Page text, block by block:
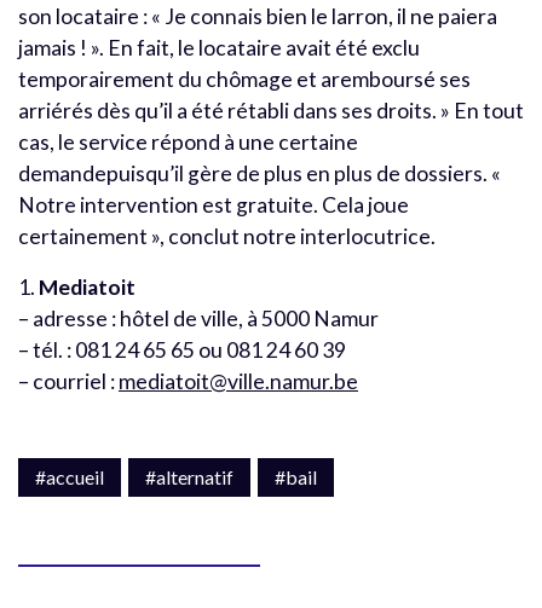
son locataire : « Je connais bien le larron, il ne paiera
jamais ! ». En fait, le locataire avait été exclu
temporairement du chômage et aremboursé ses
arriérés dès qu’il a été rétabli dans ses droits. » En tout
cas, le service répond à une certaine
demandepuisqu’il gère de plus en plus de dossiers. «
Notre intervention est gratuite. Cela joue
certainement », conclut notre interlocutrice.
1. Mediatoit
– adresse : hôtel de ville, à 5000 Namur
– tél. : 081 24 65 65 ou 081 24 60 39
– courriel :mediatoit@ville.namur.be
#accueil #alternatif #bail